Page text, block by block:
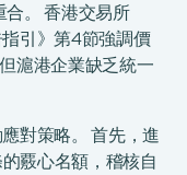
。 香港交易所
指引》第4節強調價
滬港企業缺乏統一
對策略。 首先，進
覈心名額，稽核自